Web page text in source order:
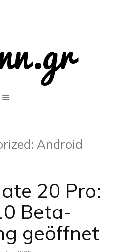
Android
20 Pro:
Beta-
geöffnet